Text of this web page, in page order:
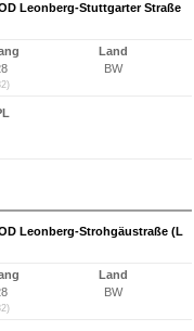
Leonberg-Stuttgarter Straße
Land
BW
Leonberg-Strohgäustraße (L
Land
BW